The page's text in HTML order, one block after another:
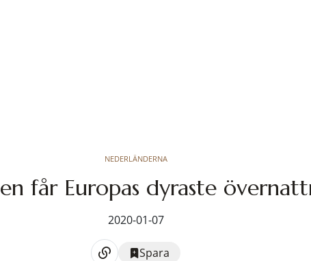
NEDERLÄNDERNA
får Europas dyraste
2020-01-07
Spara